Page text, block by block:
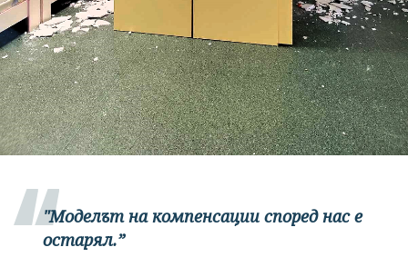
"Моделът на компенсации според нас е
остарял.”